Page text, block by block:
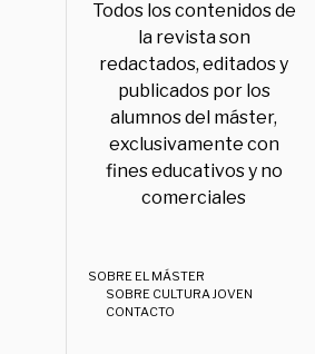
Todos los contenidos de
la revista son
redactados, editados y
publicados por los
alumnos del máster,
exclusivamente con
fines educativos y no
comerciales
SOBRE EL MÁSTER
SOBRE CULTURA JOVEN
CONTACTO